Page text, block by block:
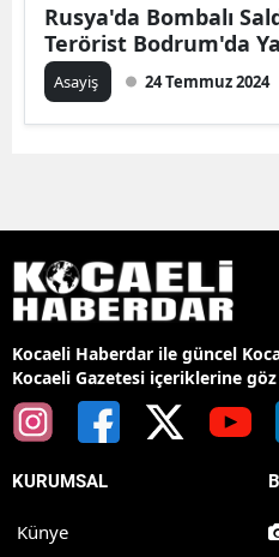
Rusya'da Bombalı
Terörist Bodrum'da
Asayiş 24 Temmuz 2024
Kocaeli Haberdar ile güncel
Kocaeli Gazetesi içeriklerine
KURUMSAL
Künye